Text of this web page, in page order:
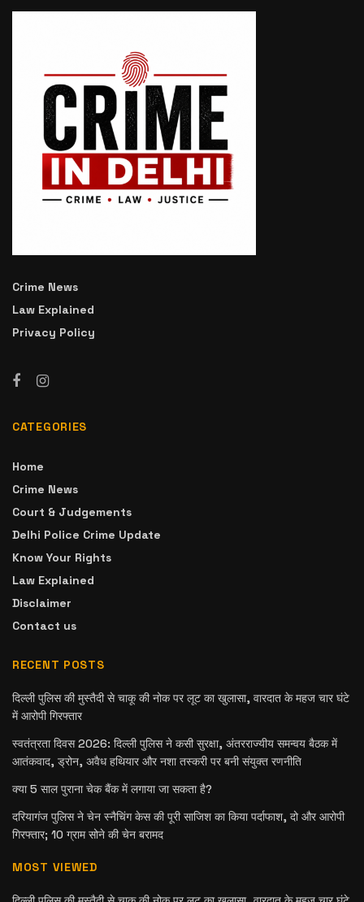
Crime News
Law Explained
Privacy Policy
CATEGORIES
Home
Crime News
Court & Judgements
Delhi Police Crime Update
Know Your Rights
Law Explained
Disclaimer
Contact us
RECENT POSTS
दिल्ली पुलिस की मुस्तैदी से चाकू की नोक पर लूट का खुलासा, वारदात के महज चार घंटे
में आरोपी गिरफ्तार
स्वतंत्रता दिवस 2026: दिल्ली पुलिस ने कसी सुरक्षा, अंतरराज्यीय समन्वय बैठक में
आतंकवाद, ड्रोन, अवैध हथियार और नशा तस्करी पर बनी संयुक्त रणनीति
क्या 5 साल पुराना चेक बैंक में लगाया जा सकता है?
दरियागंज पुलिस ने चेन स्नैचिंग केस की पूरी साजिश का किया पर्दाफाश, दो और आरोपी
गिरफ्तार; 10 ग्राम सोने की चेन बरामद
MOST VIEWED